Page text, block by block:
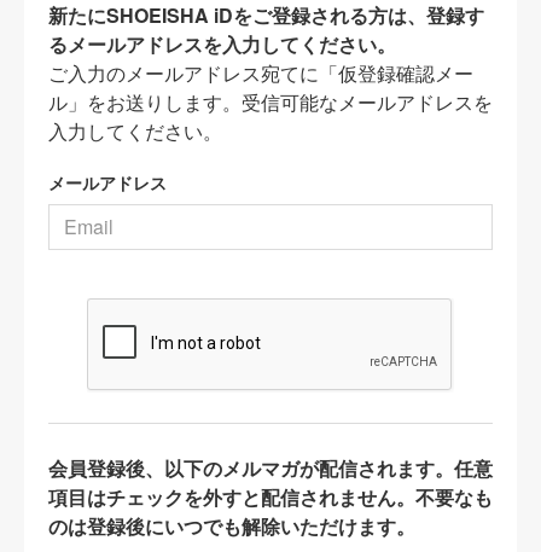
新たにSHOEISHA iDをご登録される方は、登録す
るメールアドレスを入力してください。
ご入力のメールアドレス宛てに「仮登録確認メー
ル」をお送りします。受信可能なメールアドレスを
入力してください。
メールアドレス
会員登録後、以下のメルマガが配信されます。任意
項目はチェックを外すと配信されません。不要なも
のは登録後にいつでも解除いただけます。